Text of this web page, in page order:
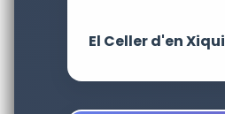
El Celler d'en Xiqui